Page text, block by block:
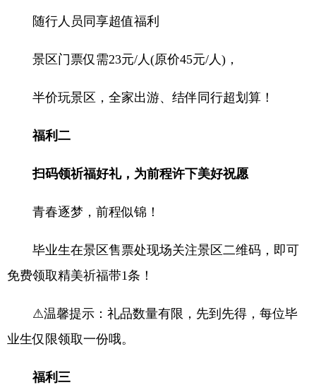
随行人员同享超值福利
景区门票仅需23元/人(原价45元/人)，
半价玩景区，全家出游、结伴同行超划算！
福利二
扫码领祈福好礼，为前程许下美好祝愿
青春逐梦，前程似锦！
毕业生在景区售票处现场关注景区二维码，即可
免费领取精美祈福带1条！
⚠温馨提示：礼品数量有限，先到先得，每位毕
业生仅限领取一份哦。
福利三